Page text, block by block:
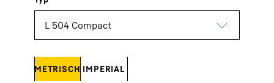
METRISCH IMPERIAL